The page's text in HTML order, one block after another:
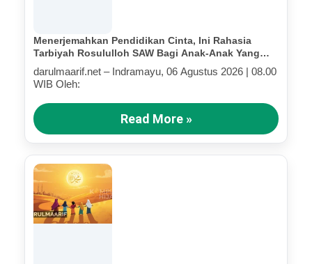
Menerjemahkan Pendidikan Cinta, Ini Rahasia
Tarbiyah Rosululloh SAW Bagi Anak-Anak Yang
Terluka (Bagian IV)
darulmaarif.net – Indramayu, 06 Agustus 2026 | 08.00
WIB Oleh:
Read More »